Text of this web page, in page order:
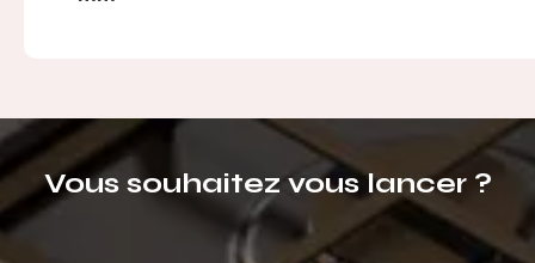
Vous souhaitez vous lancer ?